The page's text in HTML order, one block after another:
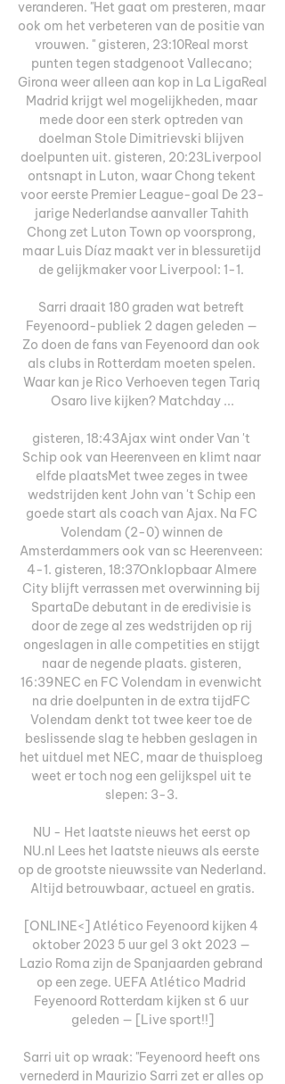
veranderen. "Het gaat om presteren, maar
ook om het verbeteren van de positie van
vrouwen. " gisteren, 23:10Real morst
punten tegen stadgenoot Vallecano;
Girona weer alleen aan kop in La LigaReal
Madrid krijgt wel mogelijkheden, maar
mede door een sterk optreden van
doelman Stole Dimitrievski blijven
doelpunten uit. gisteren, 20:23Liverpool
ontsnapt in Luton, waar Chong tekent
voor eerste Premier League-goal De 23-
jarige Nederlandse aanvaller Tahith
Chong zet Luton Town op voorsprong,
maar Luis Díaz maakt ver in blessuretijd
de gelijkmaker voor Liverpool: 1-1.
Sarri draait 180 graden wat betreft
Feyenoord-publiek 2 dagen geleden —
Zo doen de fans van Feyenoord dan ook
als clubs in Rotterdam moeten spelen.
Waar kan je Rico Verhoeven tegen Tariq
Osaro live kijken? Matchday ...
gisteren, 18:43Ajax wint onder Van 't
Schip ook van Heerenveen en klimt naar
elfde plaatsMet twee zeges in twee
wedstrijden kent John van 't Schip een
goede start als coach van Ajax. Na FC
Volendam (2-0) winnen de
Amsterdammers ook van sc Heerenveen:
4-1. gisteren, 18:37Onklopbaar Almere
City blijft verrassen met overwinning bij
SpartaDe debutant in de eredivisie is
door de zege al zes wedstrijden op rij
ongeslagen in alle competities en stijgt
naar de negende plaats. gisteren,
16:39NEC en FC Volendam in evenwicht
na drie doelpunten in de extra tijdFC
Volendam denkt tot twee keer toe de
beslissende slag te hebben geslagen in
het uitduel met NEC, maar de thuisploeg
weet er toch nog een gelijkspel uit te
slepen: 3-3.
NU - Het laatste nieuws het eerst op
NU.nl Lees het laatste nieuws als eerste
op de grootste nieuwssite van Nederland.
Altijd betrouwbaar, actueel en gratis.
[ONLINE<] Atlético Feyenoord kijken 4
oktober 2023 5 uur gel 3 okt 2023 —
Lazio Roma zijn de Spanjaarden gebrand
op een zege. UEFA Atlético Madrid
Feyenoord Rotterdam kijken st 6 uur
geleden — [Live sport!!]
Sarri uit op wraak: "Feyenoord heeft ons
vernederd in Maurizio Sarri zet er alles op